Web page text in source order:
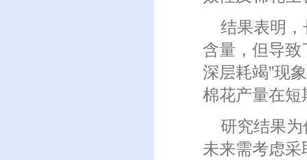
结果表明
含量，但导致
深层耗竭”现
棉花产量在短
研究结果
未来需考虑